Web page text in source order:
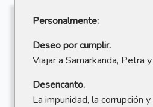
Personalmente:
Deseo por cumplir.
Viajar a Samarkanda, Petra
Desencanto.
La impunidad, la corrupción